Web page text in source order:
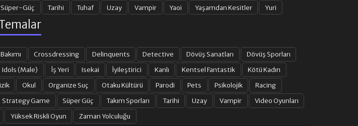
Süper-Güç Tarihi Tuhaf Uzay Vampir Yaoi Yaşamdan Kesitler Yuri
Crossdressing Delinquents Detective Dövüş Sanatları
Dövüş Sporları
Idols (Male) İş Yeri Isekai İyileştirici Kanlı Kentsel Fantastik
Kötü Kadın
Okul Organize Suç Otaku Kültürü Parodi Pets Psikolojik
Racing
Strategy Game Süper Güç Takım Sporları Tarihi Uzay Vampir
Video Oyunları
Yüksek Riskli Oyun Zaman Yolculuğu